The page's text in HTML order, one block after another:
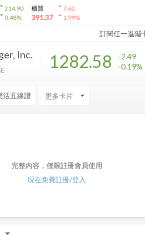
arrow_drop_down214.90
arrow_drop_down0.48%
櫃買
391.37
arrow_drop_up7.62
arrow_drop_up1.99%
訂閱任一進階
Inc. 1282.58
-2.49
-0.19%
活五線譜 arrow_drop_down
完整內容，僅限註冊會員使用
現在免費註冊/登入